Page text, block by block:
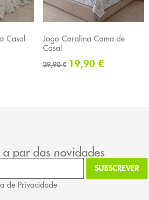
Casal
Jogo Coralina Cama de
Casal
29,90€ 19,90 €
a par das novidades
de Privacidade